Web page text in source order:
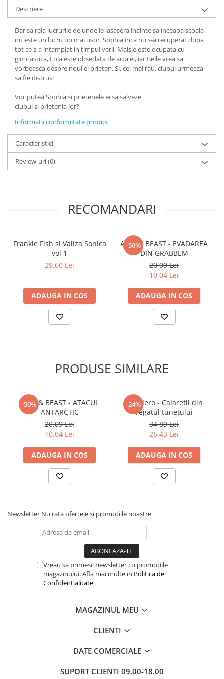
Descriere
Dar sa reia lucrurile de unde le lasasera inainte sa inceapa scoala
nu este un lucru tocmai usor. Sophia inca nu s-a recuperat dupa
tot ce s-a intamplat in timpul verii, Maisie este ocupata cu
gimnastica, Lola este obsedata de arta ei, iar Belle vrea sa
vorbeasca despre noul ei prieten. Si, cel mai rau, clubul urmeaza
sa fie distrus!
Vor putea Sophia si prietenele ei sa salveze
clubul si prietenia lor?
Informatii conformitate produs
Caracteristici
Review-uri(0)
RECOMANDARI
Frankie Fish si Valiza Sonica
vol 1
29,60 Lei
ADAUGA IN COS
-50%
AXEL & BEAST - EVADAREA
DIN GRABBEM
20,09 Lei
10,04 Lei
ADAUGA IN COS
PRODUSE SIMILARE
-50%
AXEL & BEAST - ATACUL
ANTARCTIC
20,09 Lei
10,04 Lei
ADAUGA IN COS
-24%
Paladero - Calaretii din
regatul tunetului
34,89 Lei
26,43 Lei
ADAUGA IN COS
Newsletter Nu rata ofertele si promotiile noastre
Vreau sa primesc newsletter cu promotiile
magazinului. Afla mai multe in Politica de
Confidentialitate
MAGAZINUL MEU
CLIENTI
DATE COMERCIALE
SUPORT CLIENTI 09.00-18.00